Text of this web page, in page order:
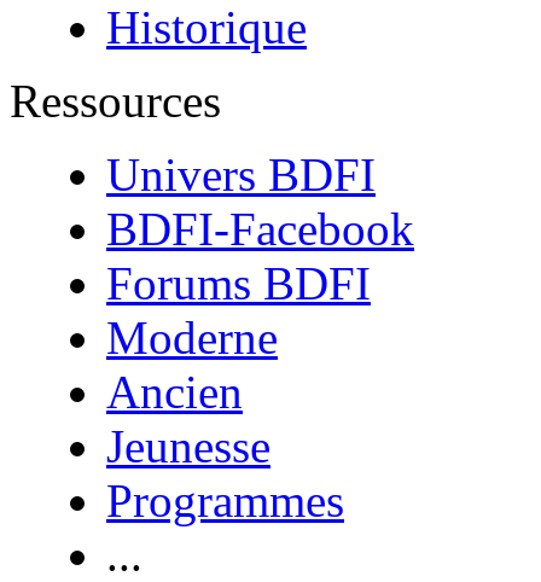
Historique
Ressources
Univers BDFI
BDFI-Facebook
Forums BDFI
Moderne
Ancien
Jeunesse
Programmes
...